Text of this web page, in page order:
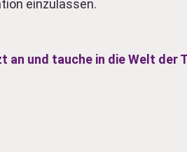
einzulassen.
an und tauche in die Welt der